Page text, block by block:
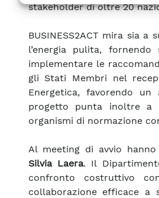
stakeholder di oltre 20
BUSINESS2ACT mira sia
l’energia pulita,
implementare le
gli Stati Membri nel
Energetica, favorendo
progetto punta inoltre a
organismi di normazione
Al meeting di avvio
Silvia Laera. Il
confronto costruttivo
collaborazione efficace a